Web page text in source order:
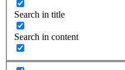
Search in title
Search in content